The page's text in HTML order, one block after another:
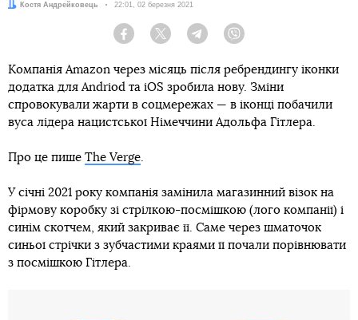
Автор:Костя Андрейковець Дата:
22:01, 02 березня 2021
Facebook Twitter Telegram
Компанія Amazon через місяць після ребрендингу іконки
додатка для Andriod та iOS зробила нову. Зміни
спровокували жарти в соцмережах — в іконці побачили
вуса лідера нацистської Німеччини Адольфа Гітлера.
Про це пише The Verge.
У січні 2021 року компанія замінила магазинний візок на
фірмову коробку зі стрілкою-посмішкою (лого компанії) і
синім скотчем, який закриває її. Саме через шматочок
синьої стрічки з зубчастими краями її почали порівнювати
з посмішкою Гітлера.